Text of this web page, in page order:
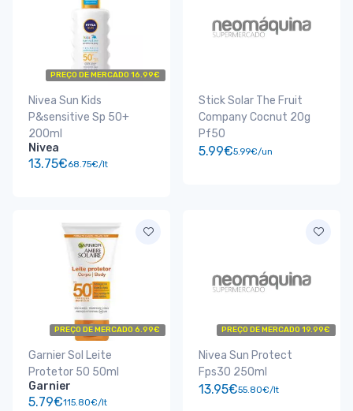
PREÇO DE MERCADO 16.99€
Nivea Sun Kids
P&sensitive Sp 50+
200ml
Nivea
13.75€68.75€/lt
Stick Solar The Fruit
Company Cocnut 20g
Pf50
5.99€5.99€/un
PREÇO DE MERCADO 6.99€
Garnier Sol Leite
Protetor 50 50ml
Garnier
5.79€115.80€/lt
PREÇO DE MERCADO 19.99€
Nivea Sun Protect
Fps30 250ml
13.95€55.80€/lt